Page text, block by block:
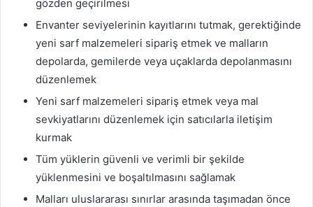
gözden geçirilmesi
Envanter seviyelerinin kayıtlarını tutmak, gerektiğinde
yeni sarf malzemeleri sipariş etmek ve malların
depolarda, gemilerde veya uçaklarda depolanmasını
düzenlemek
Yeni sarf malzemeleri sipariş etmek veya mal
sevkiyatlarını düzenlemek için satıcılarla iletişim
kurmak
Tüm yüklerin güvenli ve verimli bir şekilde
yüklenmesini ve boşaltılmasını sağlamak
Malları uluslararası sınırlar arasında taşımadan önce